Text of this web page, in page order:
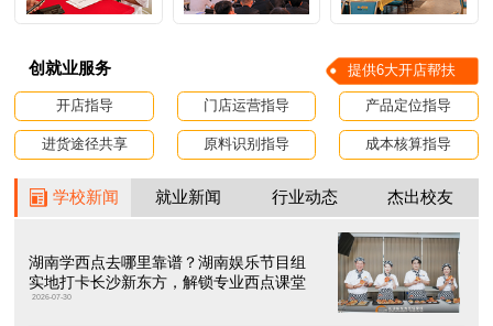
创就业服务 提供6大开店帮扶
开店指导 门店运营指导 产品定位指导
进货途径共享 原料识别指导 成本核算指导
学校新闻 就业新闻 行业动态 杰出校友
湖南学西点去哪里靠谱？湖南娱乐节目组
实地打卡长沙新东方，解锁专业西点课堂
2026-07-30